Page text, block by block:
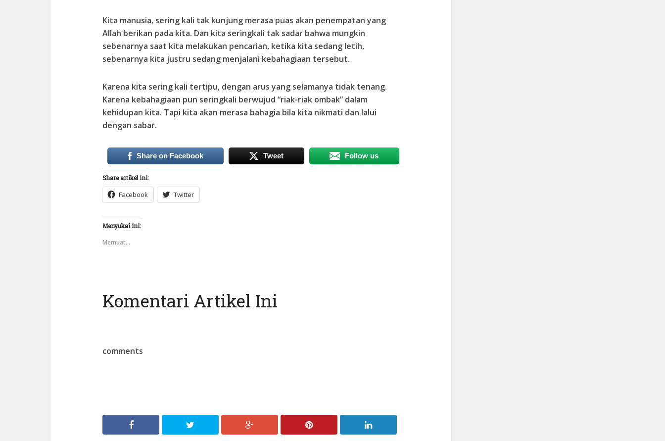
Kita manusia, sering kali tak kunjung merasa puas akan penempatan yang
Allah berikan pada kita. Dan kita seringkali tak sadar bahwa mungkin
sebenarnya saat kita melakukan pencarian, ketika kita sedang letih,
sebenarnya kita justru sedang menjalani kebahagiaan tersebut.
Karena kita sering kali tertipu, dengan arus yang selamanya tidak tenang.
Karena kebahagiaan pun seringkali berwujud “riak-riak ombak” dalam
kehidupan kita. Tapi kita akan merasa bahagia bila kita nikmati dan lalui
dengan sabar.
Share on Facebook Tweet Follow us
Share artikel ini:
Facebook Twitter
Menyukai ini:
Memuat...
Komentari Artikel Ini
comments